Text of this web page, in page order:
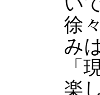
徐
み
「
楽